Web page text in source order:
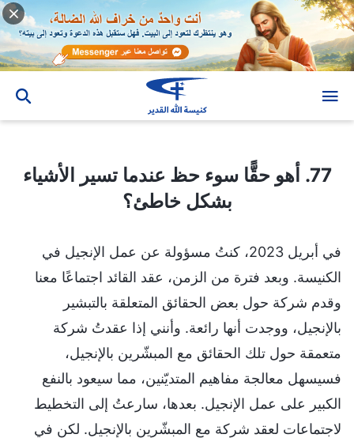
77. أهو حقًّا سوء حظ عندما تسير الأشياء
بشكل خاطئ؟
في أبريل 2023، كنتُ مسؤولة عن عمل الإنجيل في
الكنيسة. وبعد فترة من الزمن، عقد القائد اجتماعًا معنا
وقدم شركة حول بعض الحقائق المتعلقة بالتبشير
بالإنجيل، ووجدت أنها رائعة. وأنني إذا عقدتُ شركة
متعمقة حول تلك الحقائق مع المبشّرين بالإنجيل،
فسيسهل معالجة مفاهيم المتديّنين، مما سيعود بالنفع
الكبير على عمل الإنجيل. بعدها، سارعتُ إلى التخطيط
لاجتماعات لعقد شركة مع المبشّرين بالإنجيل. لكن في